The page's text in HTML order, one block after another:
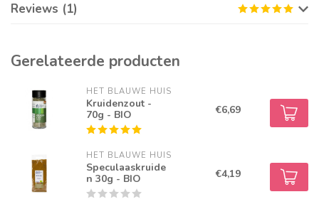
Reviews (1)
Gerelateerde producten
HET BLAUWE HUIS
Kruidenzout -
70g - BIO
€6,69
HET BLAUWE HUIS
Speculaaskruide
n 30g - BIO
€4,19